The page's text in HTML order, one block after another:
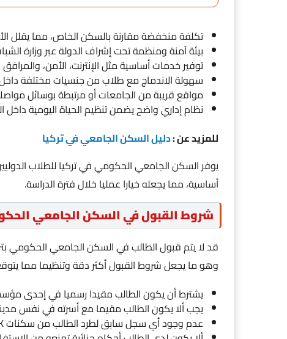
تكلفة منخفضة مقارنة بالسكن الخاص، مما يقلل
بيئة آمنة ومنظمة تحت إشراف الدولة عبر وزارة
توفير خدمات أساسية مثل الإنترنت، الأمن،
سهولة الاندماج مع طلاب من جنسيات مختلفة
مواقع قريبة من الجامعات أو مرتبطة بوسائل
نظام إداري واضح يضمن تنظيم الحياة اليومية داخل
للمزيد عن :دليل السكن الجامعي في تركيا
يوفر السكن الجامعي الحكومي في تركيا للطلاب
أساسية، مما يجعله خيارا عمليا خلال فترة الدراسة.
شروط القبول في السكن الجامعي
قد لا يتم قبول الطالب في السكن الجامعي الحكومي
وهو ما يجعل شروط القبول أكثر دقة وتنظيما مما
يشترط أن يكون الطالب مقيدا رسميا في إحدى
يجب ألا يكون الطالب مقيما مع أسرته في نفس
عدم وجود أي سجل سابق لطرد الطالب من سكنات KYK الحكومية.